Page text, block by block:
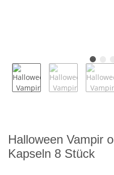
Halloween Vampir
Kapseln 8 Stück